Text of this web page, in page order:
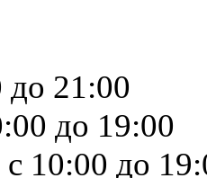
21:00
до 19:00
10:00 до